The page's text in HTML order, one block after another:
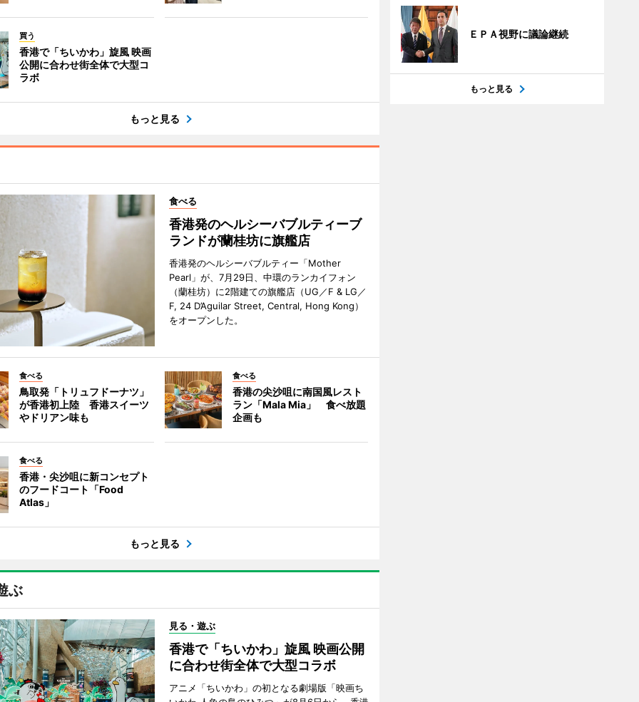
買う
香港で「ちいかわ」旋風 映画
公開に合わせ街全体で大型コ
ラボ
もっと見る
食べる
香港発のヘルシーバブルティーブ
ランドが蘭桂坊に旗艦店
香港発のヘルシーバブルティー「Mother
Pearl」が、7月29日、中環のランカイフォン
（蘭桂坊）に2階建ての旗艦店（UG／F & LG／
F, 24 D’Aguilar Street, Central, Hong Kong）
をオープンした。
食べる
鳥取発「トリュフドーナツ」
が香港初上陸 香港スイーツ
やドリアン味も
食べる
香港の尖沙咀に南国風レスト
ラン「Mala Mia」 食べ放題
企画も
食べる
香港・尖沙咀に新コンセプト
のフードコート「Food
Atlas」
もっと見る
ぶ
見る・遊ぶ
香港で「ちいかわ」旋風 映画公開
に合わせ街全体で大型コラボ
アニメ「ちいかわ」の初となる劇場版「映画ち
ＥＰＡ視野に議論継続
もっと見る